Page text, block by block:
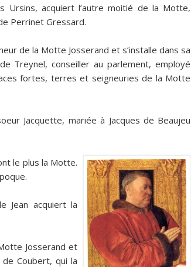
Ursins, acquiert l’autre moitié de la Motte,
Perrinet Gressard.
de la Motte Josserand et s’installe dans sa
Treynel, conseiller au parlement, employé
fortes, terres et seigneuries de la Motte
Jacquette, mariée à Jacques de Beaujeu
le plus la Motte.
Jean acquiert la
Josserand et
Coubert, qui la